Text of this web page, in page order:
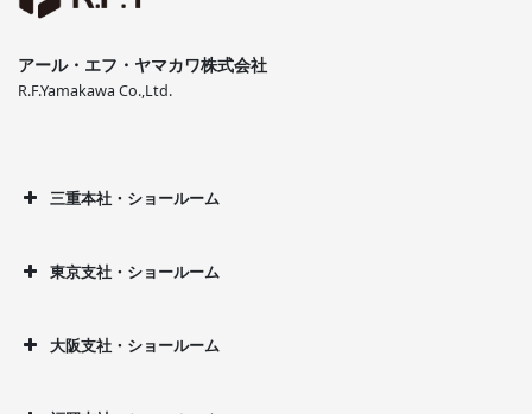
アール・エフ・ヤマカワ株式会社
R.F.Yamakawa Co.,Ltd.
三重本社・ショールーム
東京支社・ショールーム
大阪支社・ショールーム